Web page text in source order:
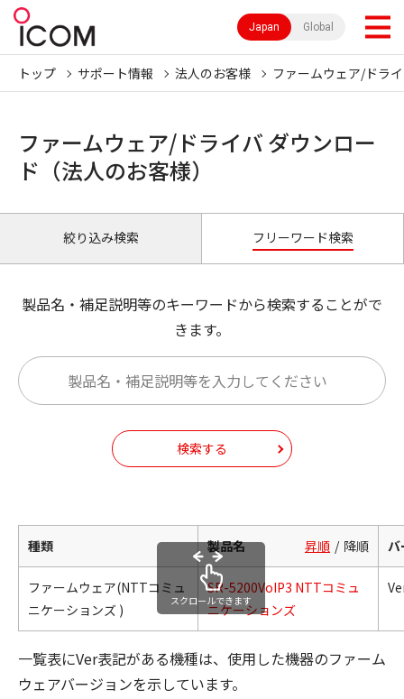
Japan Global
トップ サポート情報 法人のお客様 ファームウェア/ドラ
ファームウェア/ドライバ ダウンロー
ド（法人のお客様）
絞り込み検索 フリーワード検索
製品名・補足説明等のキーワードから検索することがで
きます。
検索する
種類 製品名 昇順 降順 バ
ファームウェア(NTTコミュ
ニケーションズ )
SR-5200VoIP3 NTTコミュ
ニケーションズ
スクロールできます
一覧表にVer表記がある機種は、使用した機器のファーム
ウェアバージョンを示しています。